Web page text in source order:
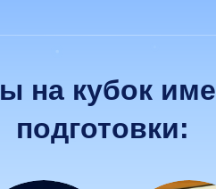
на кубок
подготовки: